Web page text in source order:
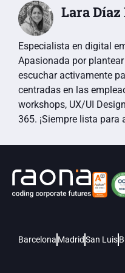
Lara Díaz
Especialista en digital
Apasionada por
escuchar activamente
centradas en las
workshops, UX/UI
365. ¡Siempre lista para
Barcelona MadridSan Luis